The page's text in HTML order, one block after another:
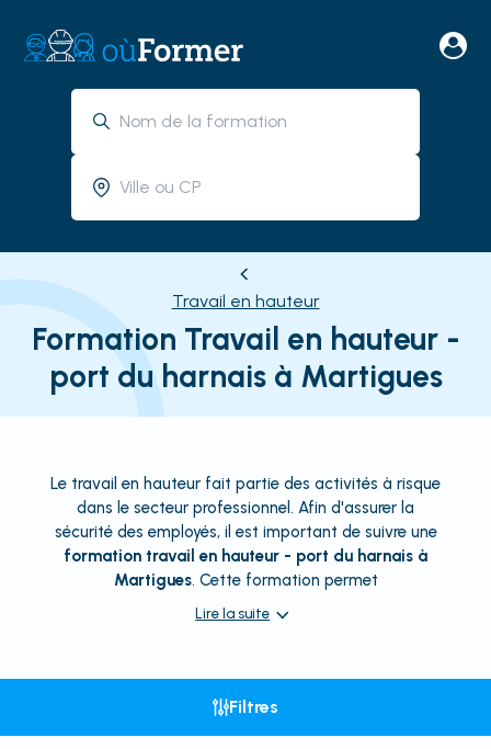
Travail en hauteur
Formation Travail en hauteur -
port du harnais à Martigues
Le travail en hauteur fait partie des activités à risque
dans le secteur professionnel. Afin d'assurer la
sécurité des employés, il est important de suivre une
formation travail en hauteur - port du harnais à
Martigues. Cette formation permet
Lire la suite
Filtres